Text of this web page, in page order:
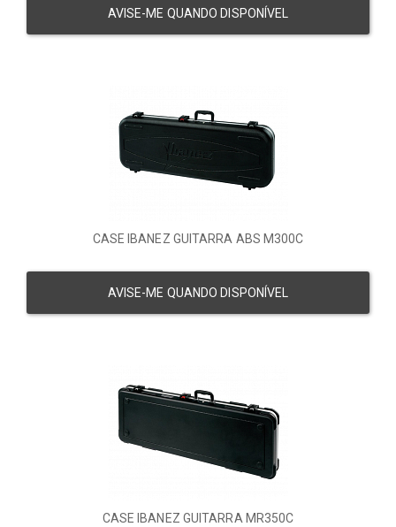
AVISE-ME QUANDO DISPONÍVEL
CASE IBANEZ GUITARRA ABS M300C
AVISE-ME QUANDO DISPONÍVEL
CASE IBANEZ GUITARRA MR350C